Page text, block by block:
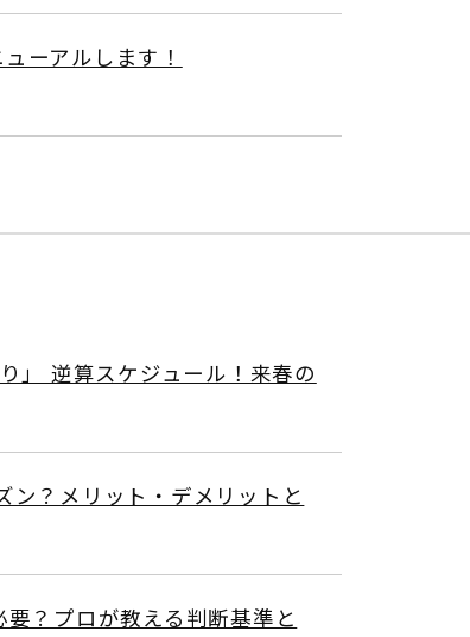
ーアルします！
」 逆算スケジュール！来春の
ン？メリット・デメリットと
？プロが教える判断基準と